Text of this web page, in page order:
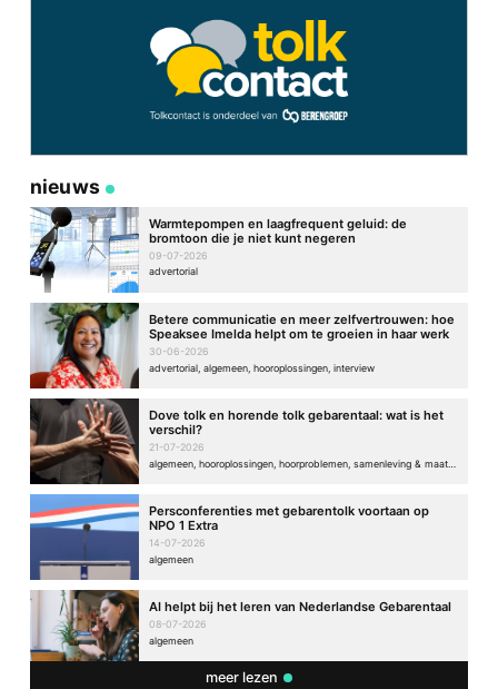
nieuws
Warmtepompen en laagfrequent geluid: de
bromtoon die je niet kunt negeren
09-07-2026
advertorial
Betere communicatie en meer zelfvertrouwen: hoe
Speaksee Imelda helpt om te groeien in haar werk
30-06-2026
advertorial, algemeen, hooroplossingen, interview
Dove tolk en horende tolk gebarentaal: wat is het
verschil?
21-07-2026
Persconferenties met gebarentolk voortaan op
NPO 1 Extra
14-07-2026
algemeen
AI helpt bij het leren van Nederlandse Gebarentaal
08-07-2026
algemeen
meer lezen